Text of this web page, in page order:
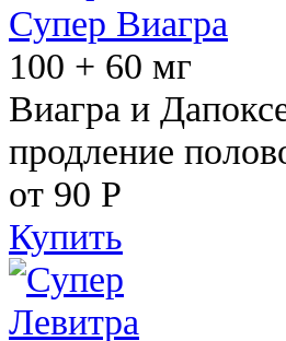
Супер Виагра
100 + 60 мг
Виагра и
продление
от 90 Р
Купить